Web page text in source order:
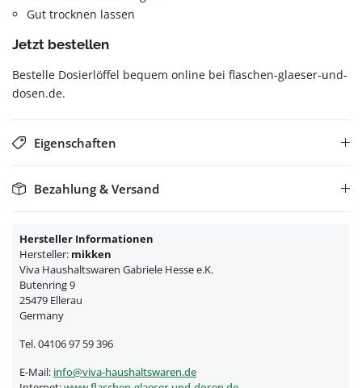
Gut trocknen lassen
Jetzt bestellen
Bestelle Dosierlöffel bequem online bei flaschen-glaeser-und-
dosen.de.
Eigenschaften
Bezahlung & Versand
Hersteller Informationen
Hersteller: mikken
Viva Haushaltswaren Gabriele Hesse e.K.
Butenring 9
25479 Ellerau
Germany
Tel. 04106 97 59 396
E-Mail: info@viva-haushaltswaren.de